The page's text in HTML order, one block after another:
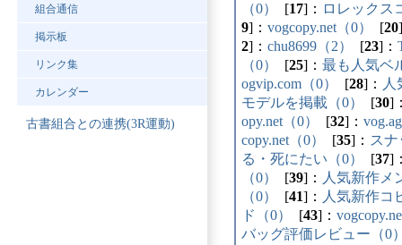
（0）
[17]： ロレックス
9]： vogcopy.net（0） [20
2]： chu8699（2） [23]：
（0）
[25]： 最も人気ベ
ogvip.com（0）
[28]：
モデルを掲載（0）
[30]
opy.net（0）
[32]：
copy.net（0）
[35]： ス
る・死にたい（0）
[37]
（0）
[39]：
人気新作メ
（0）
[41]：
人気新作コ
ド（0）
[43]：
バッグ評価レビュー（0
組合通信
掲示板
リンク集
カレンダー
古書組合との連携(3R運動)